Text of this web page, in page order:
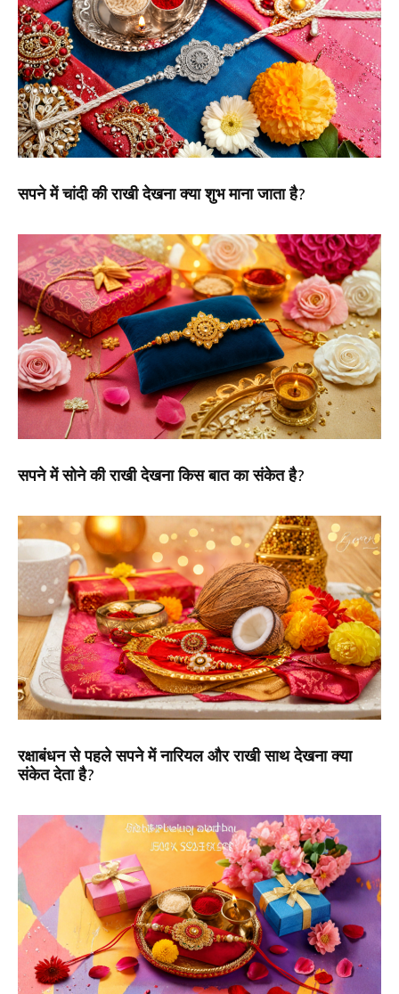
सपने में चांदी की राखी देखना क्या शुभ माना जाता है?
सपने में सोने की राखी देखना किस बात का संकेत है?
रक्षाबंधन से पहले सपने में नारियल और राखी साथ देखना क्या
संकेत देता है?